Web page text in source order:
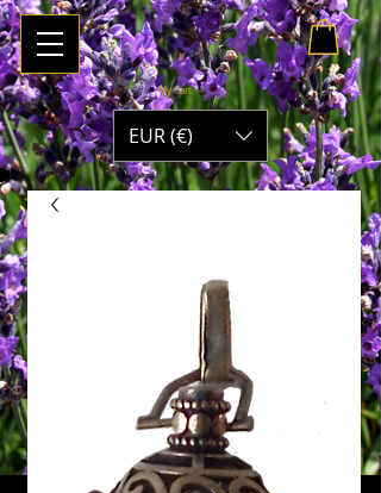
EUR (€)
My Cart